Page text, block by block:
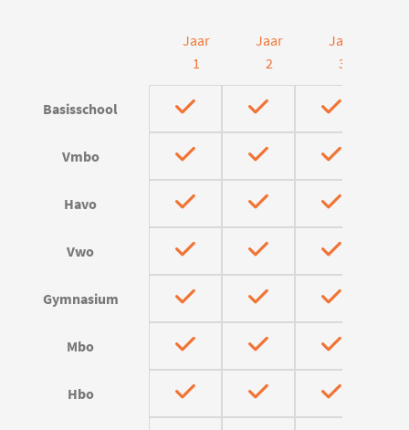
Jaar
1
Jaar
2
Jaar
3
Basisschool
Vmbo
Havo
Vwo
Gymnasium
Mbo
Hbo